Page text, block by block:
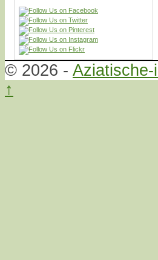
© 2026 - Aziatische-
↑